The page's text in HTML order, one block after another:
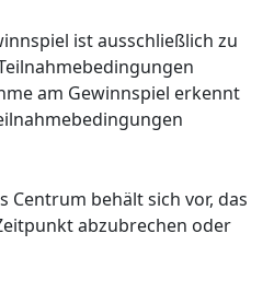
ist ausschließlich zu
am Gewinnspiel erkennt
Centrum behält sich vor, das
abzubrechen oder